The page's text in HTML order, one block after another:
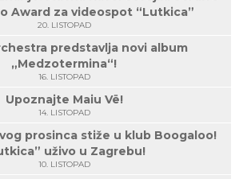
Award za videospot “Lutkica”
20. LISTOPAD
predstavlja novi album
„Medzotermina“!
16. LISTOPAD
Upoznajte Maiu Vë!
14. LISTOPAD
prosinca stiže u klub Boogaloo!
uživo u Zagrebu!
10. LISTOPAD